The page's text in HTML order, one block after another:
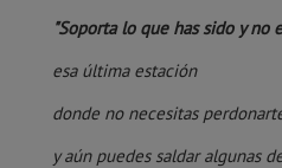
"Soporta lo que has sido y no
esa última estación
donde no necesitas
y aún puedes saldar algunas